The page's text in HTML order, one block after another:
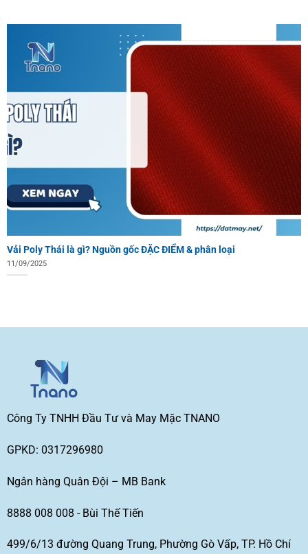
Vải Poly Thái là gì? Nguồn gốc ĐẶC ĐIỂM & phân loại
11/09/2025
Công Ty TNHH Đầu Tư và May Mặc TNANO
GPKD: 0317296980
Ngân hàng Quân Đội – MB Bank
8888 008 008 - Bùi Thế Tiến
499/6/13 đường Quang Trung, Phường Gò Vấp, TP. Hồ Chí